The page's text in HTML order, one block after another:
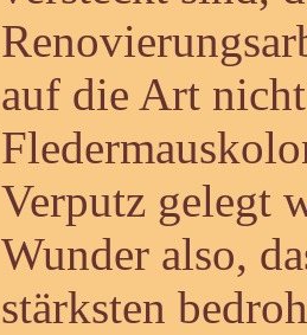
auf die Art
Verputz gelegt
Wunder also,
stärksten